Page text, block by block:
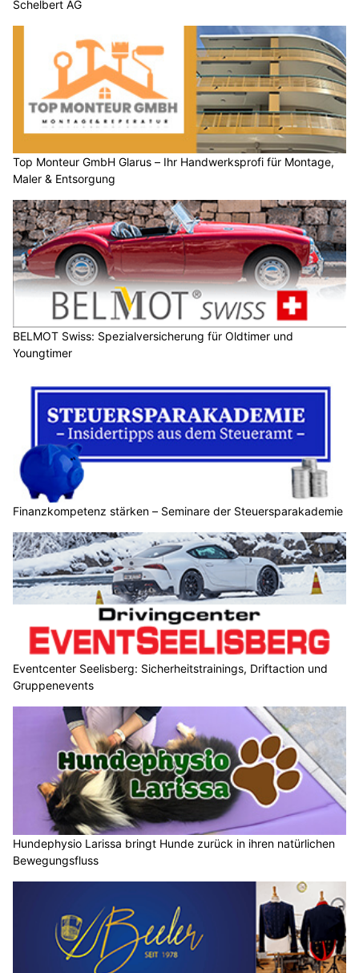
Schelbert AG
Top Monteur GmbH Glarus – Ihr Handwerksprofi für Montage,
Maler & Entsorgung
BELMOT Swiss: Spezialversicherung für Oldtimer und
Youngtimer
Finanzkompetenz stärken – Seminare der Steuersparakademie
Eventcenter Seelisberg: Sicherheitstrainings, Driftaction und
Gruppenevents
Hundephysio Larissa bringt Hunde zurück in ihren natürlichen
Bewegungsfluss